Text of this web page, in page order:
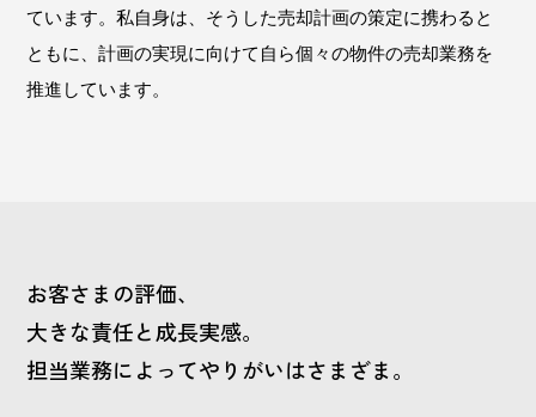
ています。私自身は、そうした売却計画の策定に携わると
ともに、計画の実現に向けて自ら個々の物件の売却業務を
推進しています。
お客さまの評価、
大きな責任と成長実感。
担当業務によってやりがいはさまざま。